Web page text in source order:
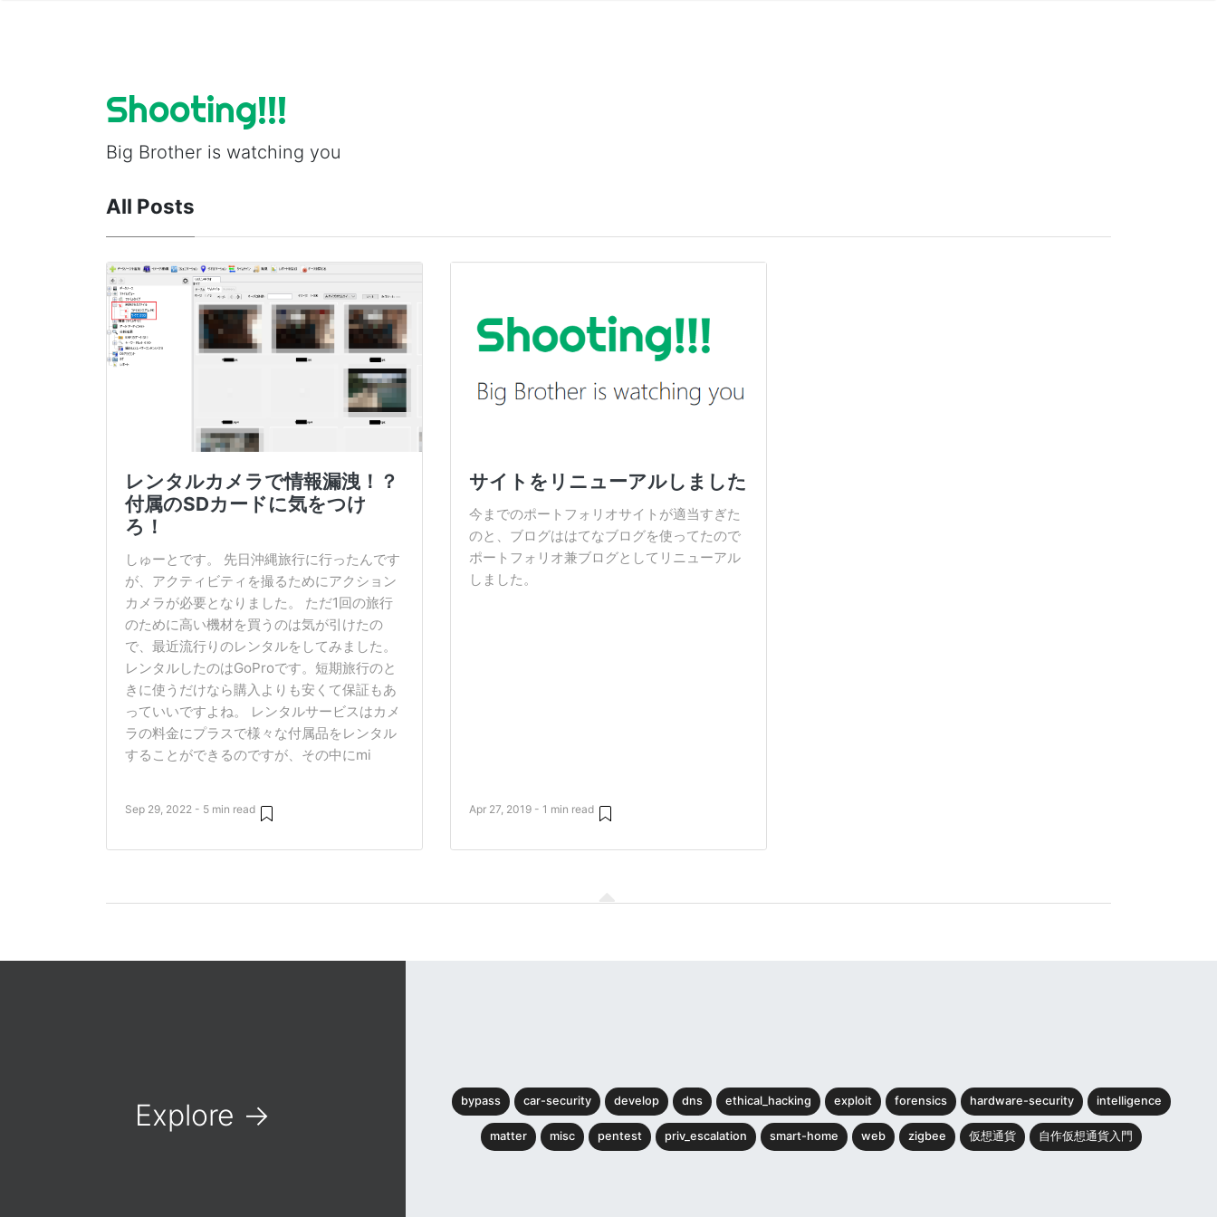
Shooting!!!
Big Brother is watching you
All Posts
レンタルカメラで情報漏洩！？
付属のSDカードに気をつけ
ろ！
しゅーとです。 先日沖縄旅行に行ったんです
が、アクティビティを撮るためにアクション
カメラが必要となりました。 ただ1回の旅行
のために高い機材を買うのは気が引けたの
で、最近流行りのレンタルをしてみました。
レンタルしたのはGoProです。短期旅行のと
きに使うだけなら購入よりも安くて保証もあ
っていいですよね。 レンタルサービスはカメ
ラの料金にプラスで様々な付属品をレンタル
することができるのですが、その中にmi
Sep 29, 2022 - 5 min read
サイトをリニューアルしました
今までのポートフォリオサイトが適当すぎた
のと、ブログははてなブログを使ってたので
ポートフォリオ兼ブログとしてリニューアル
しました。
Apr 27, 2019 - 1 min read
Explore → bypass car-security develop dns ethical_hacking exploit forensics hardware-security intelligence
matter misc pentest priv_escalation smart-home web zigbee 仮想通貨 自作仮想通貨入門